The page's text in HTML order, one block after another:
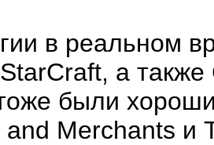
в реальном
а
были
and Merchants и